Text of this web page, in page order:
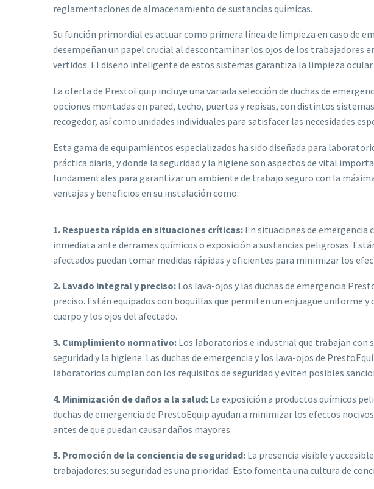
reglamentaciones de almacenamiento de sustancias químicas.
Su función primordial es actuar como primera línea de limpieza en caso de
desempeñan un papel crucial al descontaminar los ojos de los trabajadores
vertidos. El diseño inteligente de estos sistemas garantiza la limpieza ocular
La oferta de PrestoEquip incluye una variada selección de duchas de
opciones montadas en pared, techo, puertas y repisas, con distintos
recogedor, así como unidades individuales para satisfacer las necesidades
Esta gama de equipamientos especializados ha sido diseñada para
práctica diaria, y donde la seguridad y la higiene son aspectos de vital
fundamentales para garantizar un ambiente de trabajo seguro con la
ventajas y beneficios en su instalación como:
1. Respuesta rápida en situaciones críticas: En situaciones de emergencia
inmediata ante derrames químicos o exposición a sustancias peligrosas.
afectados puedan tomar medidas rápidas y eficientes para minimizar los
2. Lavado integral y preciso: Los lava-ojos y las duchas de emergencia
preciso. Están equipados con boquillas que permiten un enjuague uniforme
cuerpo y los ojos del afectado.
3. Cumplimiento normativo: Los laboratorios e industrial que trabajan con
seguridad y la higiene. Las duchas de emergencia y los lava-ojos de
laboratorios cumplan con los requisitos de seguridad y eviten posibles
4. Minimización de daños a la salud: La exposición a productos químicos
duchas de emergencia de PrestoEquip ayudan a minimizar los efectos
antes de que puedan causar daños mayores.
5. Promoción de la conciencia de seguridad: La presencia visible y
trabajadores: su seguridad es una prioridad. Esto fomenta una cultura de